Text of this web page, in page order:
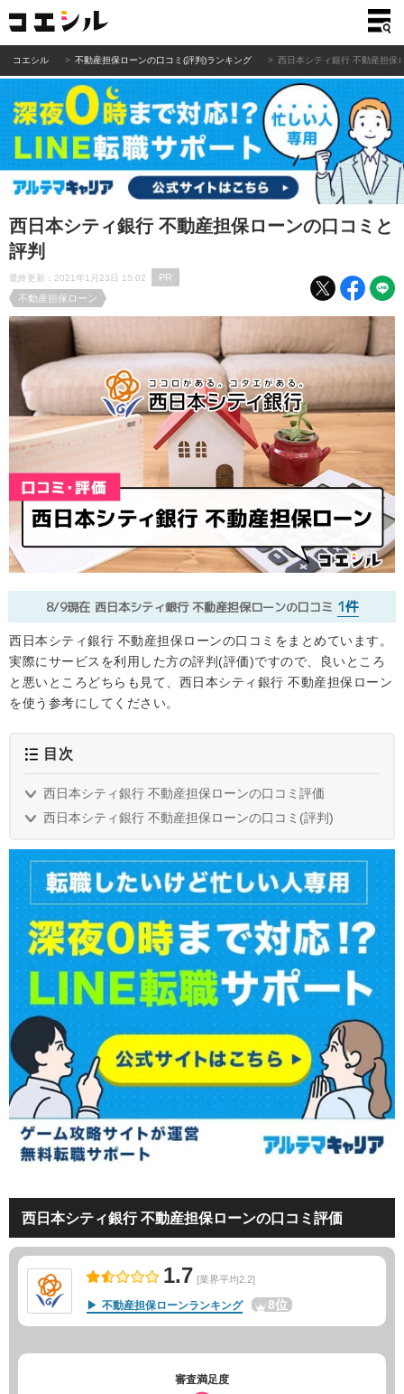
コエシル 不動産担保ローンの口コミ(評判)ランキング 西日本シティ銀行 不動産担保
西日本シティ銀行 不動産担保ローンの口コミと
評判
最終更新：2021年1月23日 15:02
PR
不動産担保ローン
8/9現在 西日本シティ銀行 不動産担保ローンの口コミ 1件
西日本シティ銀行 不動産担保ローンの口コミをまとめています。
実際にサービスを利用した方の評判(評価)ですので、良いところ
と悪いところどちらも見て、西日本シティ銀行 不動産担保ローン
を使う参考にしてください。
目次
西日本シティ銀行 不動産担保ローンの口コミ評価
西日本シティ銀行 不動産担保ローンの口コミ(評判)
西日本シティ銀行 不動産担保ローンの口コミ評価
1.7 [業界平均2.2]
不動産担保ローンランキング 8位
審査満足度